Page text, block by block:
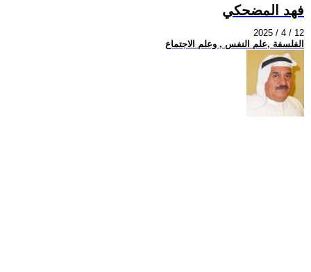
فهد المضحكي
2025 / 4 / 12
الفلسفة ,علم النفس , وعلم الاجتماع